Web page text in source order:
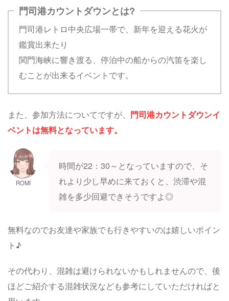
門司港カウントダウンとは?
門司港レトロ中央広場一帯で、新年を迎える花火が
鑑賞出来たり
関門海峡に響き渡る、停泊中の船からの汽笛を楽し
むことが出来るイベントです。
また、参加方法についてですが、 門司港カウントダウンイ
ベントは無料となっています。
ROMI
時間が22：30～となっていますので、そ
れより少し早めに来ておくと、渋滞や混
雑を多少回避できそうですよ◎
無料なのでお友達や家族でも行きやすいのは嬉しいポイン
ト♪
その代わり、混雑は避けられないかもしれませんので、後
ほどご紹介する混雑状況なども参考にしていただければと